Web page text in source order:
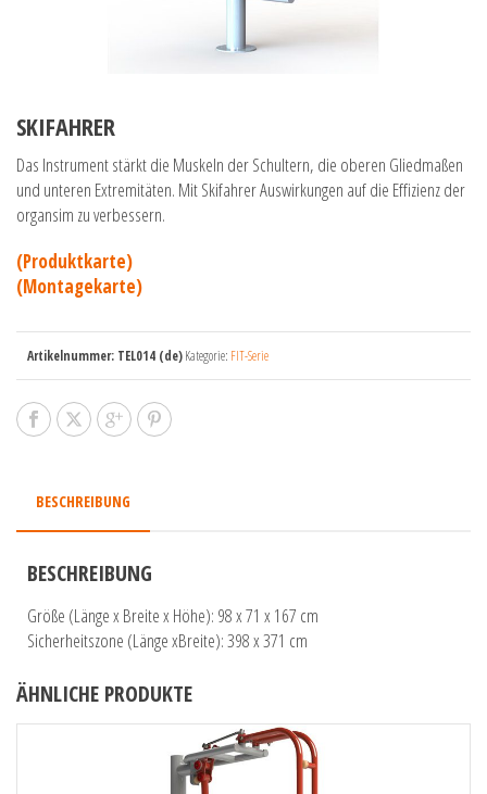
SKIFAHRER
Das Instrument stärkt die Muskeln der Schultern, die oberen Gliedmaßen
und unteren Extremitäten. Mit Skifahrer Auswirkungen auf die Effizienz der
organsim zu verbessern.
(Produktkarte)
(Montagekarte)
Artikelnummer: TEL014 (de)Kategorie: FIT-Serie
BESCHREIBUNG
BESCHREIBUNG
Größe (Länge x Breite x Höhe): 98 x 71 x 167 cm
Sicherheitszone (Länge xBreite): 398 x 371 cm
ÄHNLICHE PRODUKTE